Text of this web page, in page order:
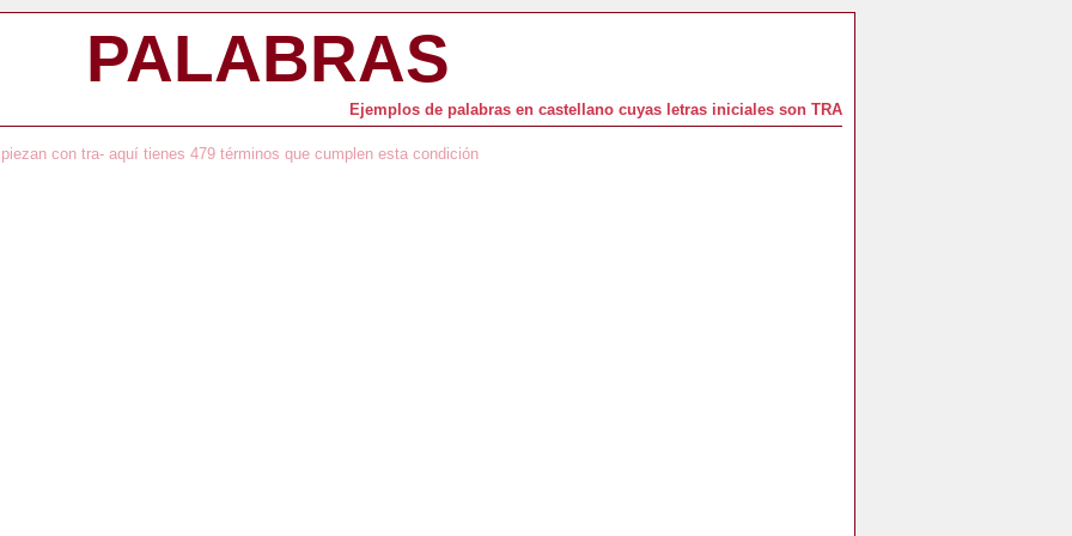
PALABRAS
Ejemplos de palabras en castellano cuyas letras iniciales son TRA
con tra- aquí tienes 479 términos que cumplen esta condición